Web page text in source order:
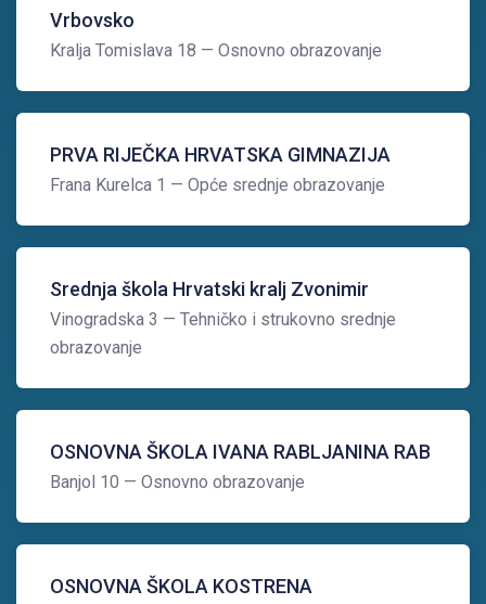
Vrbovsko
Kralja Tomislava 18 — Osnovno obrazovanje
PRVA RIJEČKA HRVATSKA GIMNAZIJA
Frana Kurelca 1 — Opće srednje obrazovanje
Srednja škola Hrvatski kralj Zvonimir
Vinogradska 3 — Tehničko i strukovno srednje
obrazovanje
OSNOVNA ŠKOLA IVANA RABLJANINA RAB
Banjol 10 — Osnovno obrazovanje
OSNOVNA ŠKOLA KOSTRENA